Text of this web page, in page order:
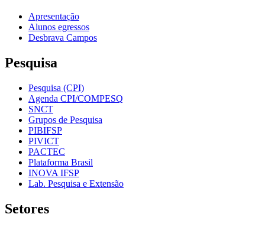
Apresentação
Alunos egressos
Desbrava Campos
Pesquisa
Pesquisa (CPI)
Agenda CPI/COMPESQ
SNCT
Grupos de Pesquisa
PIBIFSP
PIVICT
PACTEC
Plataforma Brasil
INOVA IFSP
Lab. Pesquisa e Extensão
Setores